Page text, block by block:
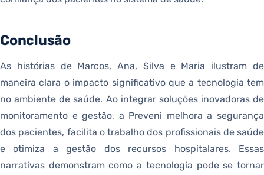
Conclusão
As histórias de Marcos, Ana, Silva e Maria ilustram de
maneira clara o impacto significativo que a tecnologia tem
no ambiente de saúde. Ao integrar soluções inovadoras de
monitoramento e gestão, a Preveni melhora a segurança
dos pacientes, facilita o trabalho dos profissionais de saúde
e otimiza a gestão dos recursos hospitalares. Essas
narrativas demonstram como a tecnologia pode se tornar